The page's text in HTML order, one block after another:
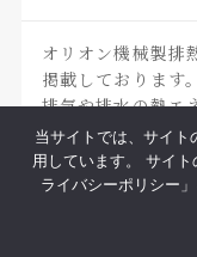
オリオン機械製排
掲載しております。
排気や排水の熱エ
再利用いただけま
掲載製品ラインナ
さい。
当サイトでは、サイ
用しています。 サイ
ライバシーポリシー